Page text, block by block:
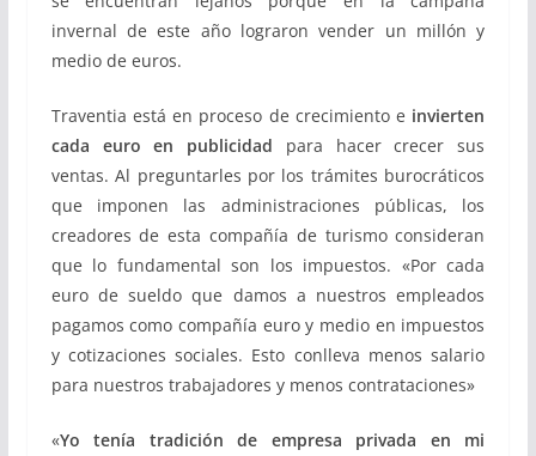
invernal de este año lograron vender un millón y
medio de euros.
Traventia está en proceso de crecimiento e invierten
cada euro en publicidad para hacer crecer sus
ventas. Al preguntarles por los trámites burocráticos
que imponen las administraciones públicas, los
creadores de esta compañía de turismo consideran
que lo fundamental son los impuestos. «Por cada
euro de sueldo que damos a nuestros empleados
pagamos como compañía euro y medio en impuestos
y cotizaciones sociales. Esto conlleva menos salario
para nuestros trabajadores y menos contrataciones»
«Yo tenía tradición de empresa privada en mi